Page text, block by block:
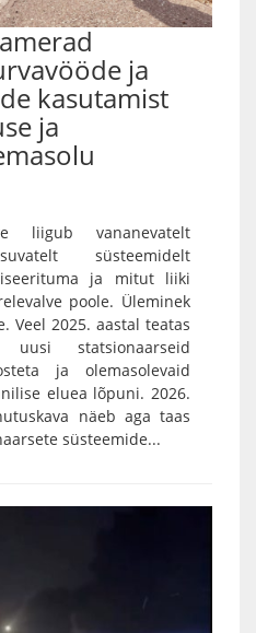
ja
kasutamist
ja
liigub vananevatelt
süsteemidelt
ja mitut liiki
poole. Üleminek
Veel 2025. aastal teatas
uusi statsionaarseid
ja olemasolevaid
eluea lõpuni. 2026.
näeb aga taas
süsteemide...